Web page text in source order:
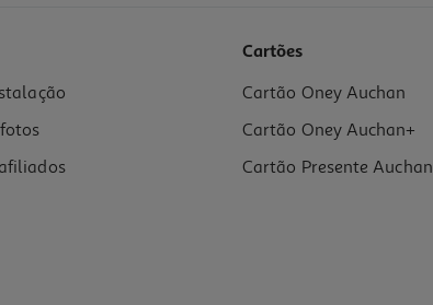
Cartões
Cartão Oney Auchan
Cartão Oney Auchan+
Cartão Presente Auchan